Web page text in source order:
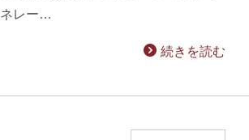
ネレー…
続きを読む